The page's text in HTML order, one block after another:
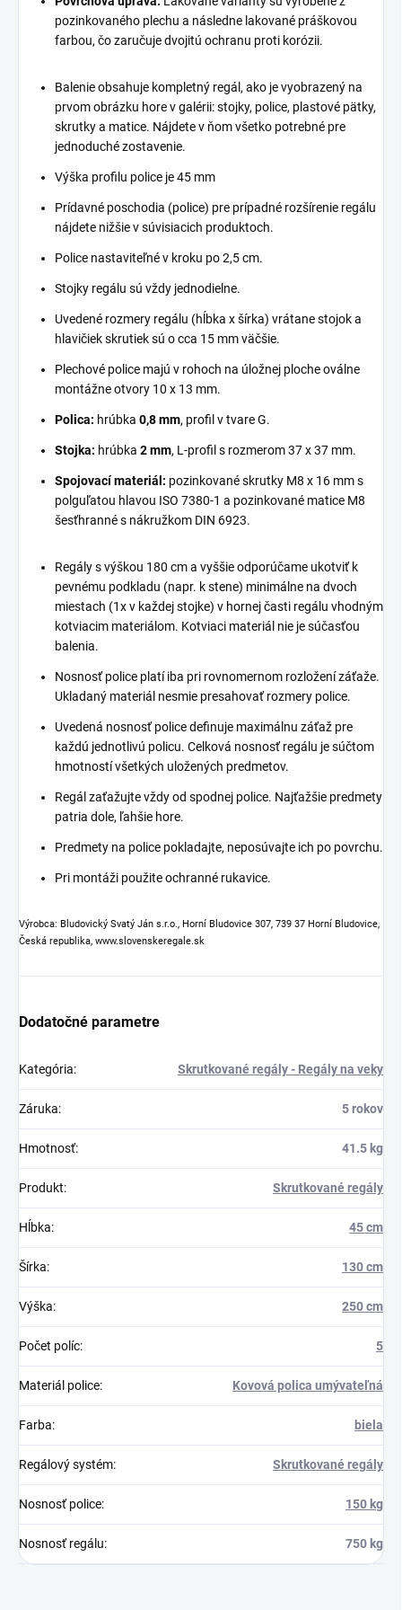
pozinkovaného plechu a následne lakované práškovou
farbou, čo zaručuje dvojitú ochranu proti korózii.
Balenie obsahuje kompletný regál, ako je vyobrazený na
prvom obrázku hore v galérii: stojky, police, plastové pätky,
skrutky a matice. Nájdete v ňom všetko potrebné pre
jednoduché zostavenie.
Výška profilu police je 45 mm
Prídavné poschodia (police) pre prípadné rozšírenie regálu
nájdete nižšie v súvisiacich produktoch.
Police nastaviteľné v kroku po 2,5 cm.
Stojky regálu sú vždy jednodielne.
Uvedené rozmery regálu (hĺbka x šírka) vrátane stojok a
hlavičiek skrutiek sú o cca 15 mm väčšie.
Plechové police majú v rohoch na úložnej ploche oválne
montážne otvory 10 x 13 mm.
Polica: hrúbka 0,8 mm, profil v tvare G.
Stojka: hrúbka 2 mm, L-profil s rozmerom 37 x 37 mm.
Spojovací materiál: pozinkované skrutky M8 x 16 mm s
polguľatou hlavou ISO 7380-1 a pozinkované matice M8
šesťhranné s nákružkom DIN 6923.
Regály s výškou 180 cm a vyššie odporúčame ukotviť k
pevnému podkladu (napr. k stene) minimálne na dvoch
miestach (1x v každej stojke) v hornej časti regálu vhodným
kotviacim materiálom. Kotviaci materiál nie je súčasťou
balenia.
Nosnosť police platí iba pri rovnomernom rozložení záťaže.
Ukladaný materiál nesmie presahovať rozmery police.
Uvedená nosnosť police definuje maximálnu záťaž pre
každú jednotlivú policu. Celková nosnosť regálu je súčtom
hmotností všetkých uložených predmetov.
Regál zaťažujte vždy od spodnej police. Najťažšie predmety
patria dole, ľahšie hore.
Predmety na police pokladajte, neposúvajte ich po povrchu.
Pri montáži použite ochranné rukavice.
Výrobca: Bludovický Svatý Ján s.r.o., Horní Bludovice 307, 739 37 Horní Bludovice,
Česká republika, www.slovenskeregale.sk
Dodatočné parametre
Kategória: Skrutkované regály - Regály na veky
Záruka: 5 rokov
Hmotnosť: 41.5 kg
Produkt: Skrutkované regály
Hĺbka: 45 cm
Šírka: 130 cm
Výška: 250 cm
Počet políc: 5
Materiál police: Kovová polica umývateľná
Farba: biela
Regálový systém: Skrutkované regály
Nosnosť police: 150 kg
Nosnosť regálu: 750 kg